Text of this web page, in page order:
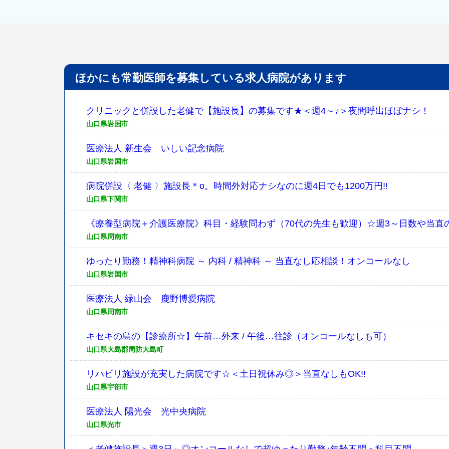
ほかにも常勤医師を募集している求人病院があります
クリニックと併設した老健で【施設長】の募集です★＜週4～♪＞夜間呼出ほぼナシ！
山口県岩国市
医療法人 新生会 いしい記念病院
山口県岩国市
病院併設〈 老健 〉施設長＊o。時間外対応ナシなのに週4日でも1200万円!!
山口県下関市
《療養型病院＋介護医療院》科目・経験問わず（70代の先生も歓迎）☆週3～日数や当直
山口県周南市
ゆったり勤務！精神科病院 ～ 内科 / 精神科 ～ 当直なし応相談！オンコールなし
山口県岩国市
医療法人 緑山会 鹿野博愛病院
山口県周南市
キセキの島の【診療所☆】午前…外来 / 午後…往診（オンコールなしも可）
山口県大島郡周防大島町
リハビリ施設が充実した病院です☆＜土日祝休み◎＞当直なしもOK!!
山口県宇部市
医療法人 陽光会 光中央病院
山口県光市